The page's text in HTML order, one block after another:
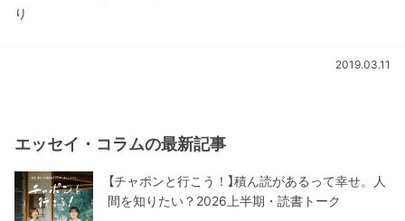
り
2019.03.11
エッセイ・コラムの最新記事
【チャポンと行こう！】積ん読があるって幸せ。人
間を知りたい？2026上半期・読書トーク